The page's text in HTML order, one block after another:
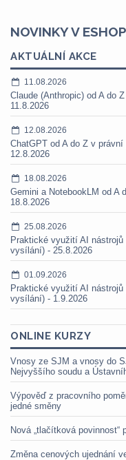
NOVINKY V
AKTUÁLNÍ AKCE
11.08.2026
Claude (Anthropic) od A do
11.8.2026
12.08.2026
ChatGPT od A do Z v
12.8.2026
18.08.2026
Gemini a NotebookLM od A
18.8.2026
25.08.2026
Praktické využití AI
vysílání) - 25.8.2026
01.09.2026
Praktické využití AI
vysílání) - 1.9.2026
ONLINE KURZY
Vnosy ze SJM a vnosy do
Nejvyššího soudu a
Výpověď z pracovního
jedné směny
Nová „tlačítková povinnost“
Změna cenových ujednání